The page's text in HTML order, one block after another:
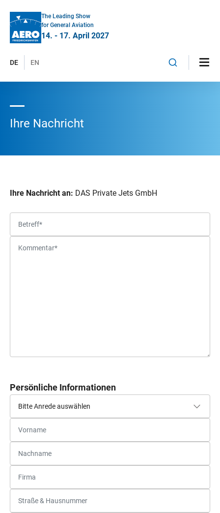
The Leading Show
for General Aviation
14. - 17. April 2027
DE EN
Ihre Nachricht
Ihre Nachricht an: DAS Private Jets GmbH
Persönliche Informationen